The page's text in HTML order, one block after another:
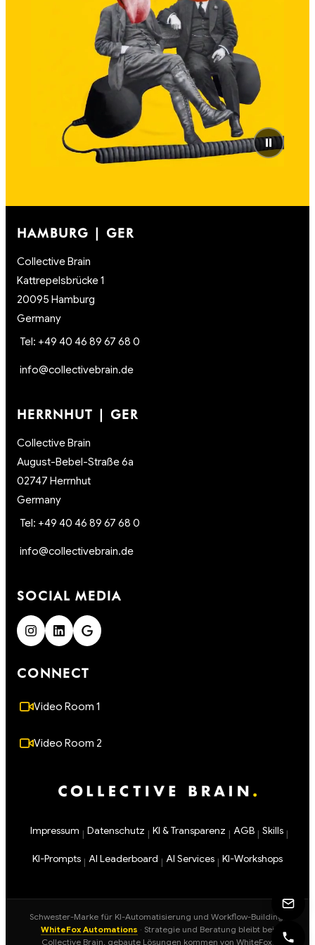
⏸
HAMBURG | GER
Collective Brain
Kattrepelsbrücke 1
20095 Hamburg
Germany
Tel: +49 40 46 89 67 68 0
info@collectivebrain.de
HERRNHUT | GER
Collective Brain
August-Bebel-Straße 6a
02747 Herrnhut
Germany
Tel: +49 40 46 89 67 68 0
info@collectivebrain.de
SOCIAL MEDIA
CONNECT
Video Room 1
Video Room 2
Impressum | Datenschutz | KI & Transparenz | AGB | Skills |
KI-Prompts | AI Leaderboard | AI Services | KI-Workshops
Schwester-Marke für KI-Automatisierung und Workflow-Building:
WhiteFox Automations · Strategie und Beratung bleibt bei
Collective Brain, gebaute Lösungen kommen von WhiteFox.